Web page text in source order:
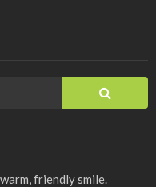
friendly smile.